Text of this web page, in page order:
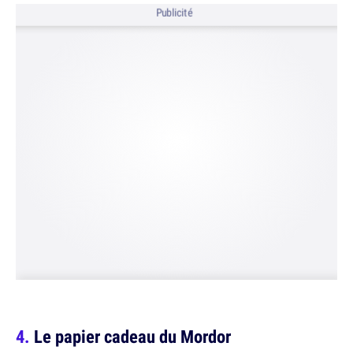
Publicité
Le papier cadeau du Mordor